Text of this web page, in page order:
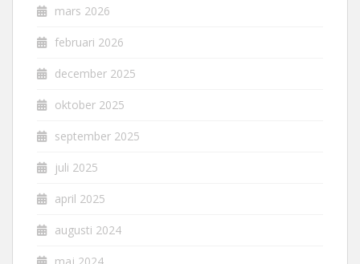
mars 2026
februari 2026
december 2025
oktober 2025
september 2025
juli 2025
april 2025
augusti 2024